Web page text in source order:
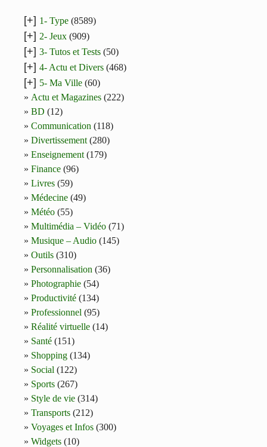
[+] 1- Type (8589)
[+] 2- Jeux (909)
[+] 3- Tutos et Tests (50)
[+] 4- Actu et Divers (468)
[+] 5- Ma Ville (60)
Actu et Magazines (222)
BD (12)
Communication (118)
Divertissement (280)
Enseignement (179)
Finance (96)
Livres (59)
Médecine (49)
Météo (55)
Multimédia – Vidéo (71)
Musique – Audio (145)
Outils (310)
Personnalisation (36)
Photographie (54)
Productivité (134)
Professionnel (95)
Réalité virtuelle (14)
Santé (151)
Shopping (134)
Social (122)
Sports (267)
Style de vie (314)
Transports (212)
Voyages et Infos (300)
Widgets (10)